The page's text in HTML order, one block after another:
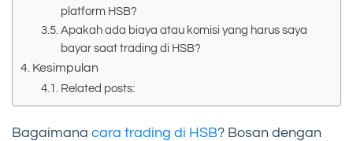
platform HSB?
Apakah ada biaya atau komisi yang harus saya
bayar saat trading di HSB?
Kesimpulan
Related posts:
Bagaimana cara trading di HSB? Bosan dengan